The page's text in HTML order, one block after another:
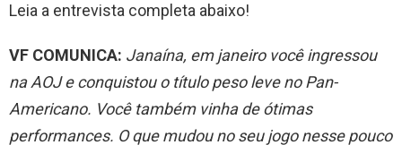
Leia a entrevista completa abaixo!
VF COMUNICA: Janaína, em janeiro você ingressou
na AOJ e conquistou o título peso leve no Pan-
Americano. Você também vinha de ótimas
performances. O que mudou no seu jogo nesse pouco